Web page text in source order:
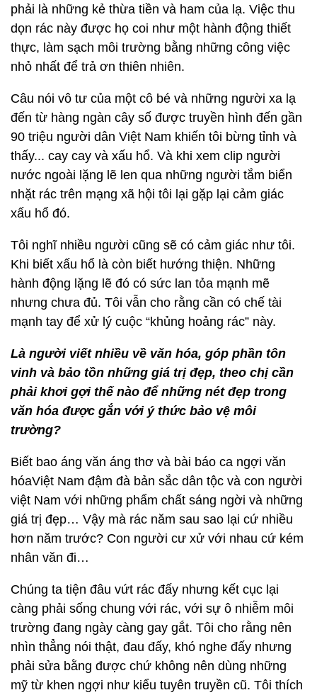
phải là những kẻ thừa tiền và ham của lạ. Việc thu
dọn rác này được họ coi như một hành động thiết
thực, làm sạch môi trường bằng những công việc
nhỏ nhất để trả ơn thiên nhiên.
Câu nói vô tư của một cô bé và những người xa lạ
đến từ hàng ngàn cây số được truyền hình đến gần
90 triệu người dân Việt Nam khiến tôi bừng tỉnh và
thấy... cay cay và xấu hổ. Và khi xem clip người
nước ngoài lặng lẽ len qua những người tắm biển
nhặt rác trên mạng xã hội tôi lại gặp lại cảm giác
xấu hổ đó.
Tôi nghĩ nhiều người cũng sẽ có cảm giác như tôi.
Khi biết xấu hổ là còn biết hướng thiện. Những
hành động lặng lẽ đó có sức lan tỏa mạnh mẽ
nhưng chưa đủ. Tôi vẫn cho rằng cần có chế tài
mạnh tay để xử lý cuộc “khủng hoảng rác” này.
Là người viết nhiều về văn hóa, góp phần tôn
vinh và bảo tồn những giá trị đẹp, theo chị cần
phải khơi gợi thế nào để những nét đẹp trong
văn hóa được gắn với ý thức bảo vệ môi
trường?
Biết bao áng văn áng thơ và bài báo ca ngợi văn
hóaViệt Nam đậm đà bản sắc dân tộc và con người
việt Nam với những phẩm chất sáng ngời và những
giá trị đẹp… Vậy mà rác năm sau sao lại cứ nhiều
hơn năm trước? Con người cư xử với nhau cứ kém
nhân văn đi…
Chúng ta tiện đâu vứt rác đấy nhưng kết cục lại
càng phải sống chung với rác, với sự ô nhiễm môi
trường đang ngày càng gay gắt. Tôi cho rằng nên
nhìn thẳng nói thật, đau đấy, khó nghe đấy nhưng
phải sửa bằng được chứ không nên dùng những
mỹ từ khen ngợi như kiểu tuyên truyền cũ. Tôi thích